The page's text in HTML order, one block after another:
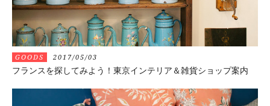
GOODS 2017/05/03
フランスを探してみよう！東京インテリア＆雑貨ショップ案内